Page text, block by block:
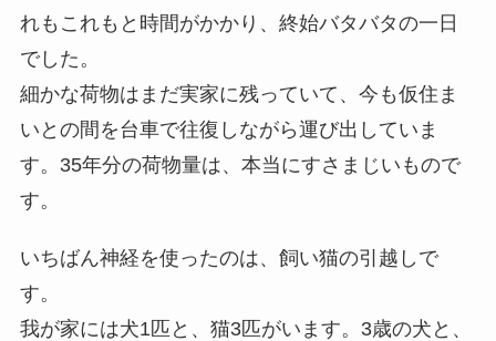
れもこれもと時間がかかり、終始バタバタの一日
でした。
細かな荷物はまだ実家に残っていて、今も仮住ま
いとの間を台車で往復しながら運び出していま
す。35年分の荷物量は、本当にすさまじいもので
す。
いちばん神経を使ったのは、飼い猫の引越しで
す。
我が家には犬1匹と、猫3匹がいます。3歳の犬と、